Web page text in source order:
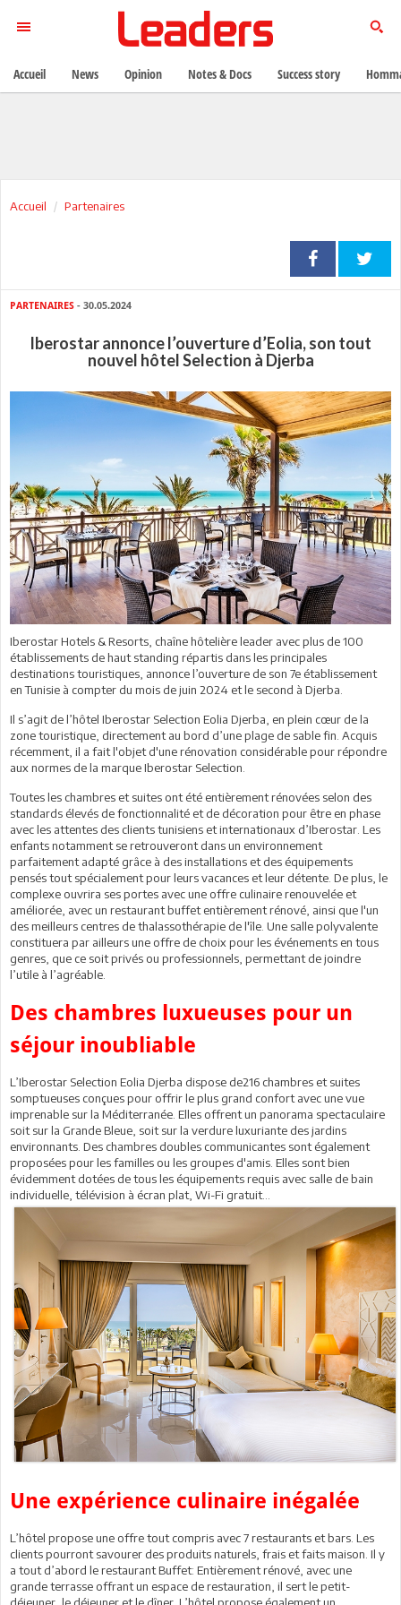
Accueil Partenaires
PARTENAIRES - 30.05.2024
Iberostar annonce l’ouverture d’Eolia, son tout
nouvel hôtel Selection à Djerba
Iberostar Hotels & Resorts, chaîne hôtelière leader avec plus de 100
établissements de haut standing répartis dans les principales
destinations touristiques, annonce l’ouverture de son 7e établissement
en Tunisie à compter du mois de juin 2024 et le second à Djerba.
Il s’agit de l’hôtel Iberostar Selection Eolia Djerba, en plein cœur de la
zone touristique, directement au bord d’une plage de sable fin. Acquis
récemment, il a fait l'objet d'une rénovation considérable pour répondre
aux normes de la marque Iberostar Selection.
Toutes les chambres et suites ont été entièrement rénovées selon des
standards élevés de fonctionnalité et de décoration pour être en phase
avec les attentes des clients tunisiens et internationaux d’Iberostar. Les
enfants notamment se retrouveront dans un environnement
parfaitement adapté grâce à des installations et des équipements
pensés tout spécialement pour leurs vacances et leur détente. De plus, le
complexe ouvrira ses portes avec une offre culinaire renouvelée et
améliorée, avec un restaurant buffet entièrement rénové, ainsi que l'un
des meilleurs centres de thalassothérapie de l'île. Une salle polyvalente
constituera par ailleurs une offre de choix pour les événements en tous
genres, que ce soit privés ou professionnels, permettant de joindre
l’utile à l’agréable.
Des chambres luxueuses pour un
séjour inoubliable
L’Iberostar Selection Eolia Djerba dispose de216 chambres et suites
somptueuses conçues pour offrir le plus grand confort avec une vue
imprenable sur la Méditerranée. Elles offrent un panorama spectaculaire
soit sur la Grande Bleue, soit sur la verdure luxuriante des jardins
environnants. Des chambres doubles communicantes sont également
proposées pour les familles ou les groupes d'amis. Elles sont bien
évidemment dotées de tous les équipements requis avec salle de bain
individuelle, télévision à écran plat, Wi-Fi gratuit…
Une expérience culinaire inégalée
L’hôtel propose une offre tout compris avec 7 restaurants et bars. Les
clients pourront savourer des produits naturels, frais et faits maison. Il y
a tout d’abord le restaurant Buffet: Entièrement rénové, avec une
grande terrasse offrant un espace de restauration, il sert le petit-
Accueil News Opinion Notes & Docs Success story